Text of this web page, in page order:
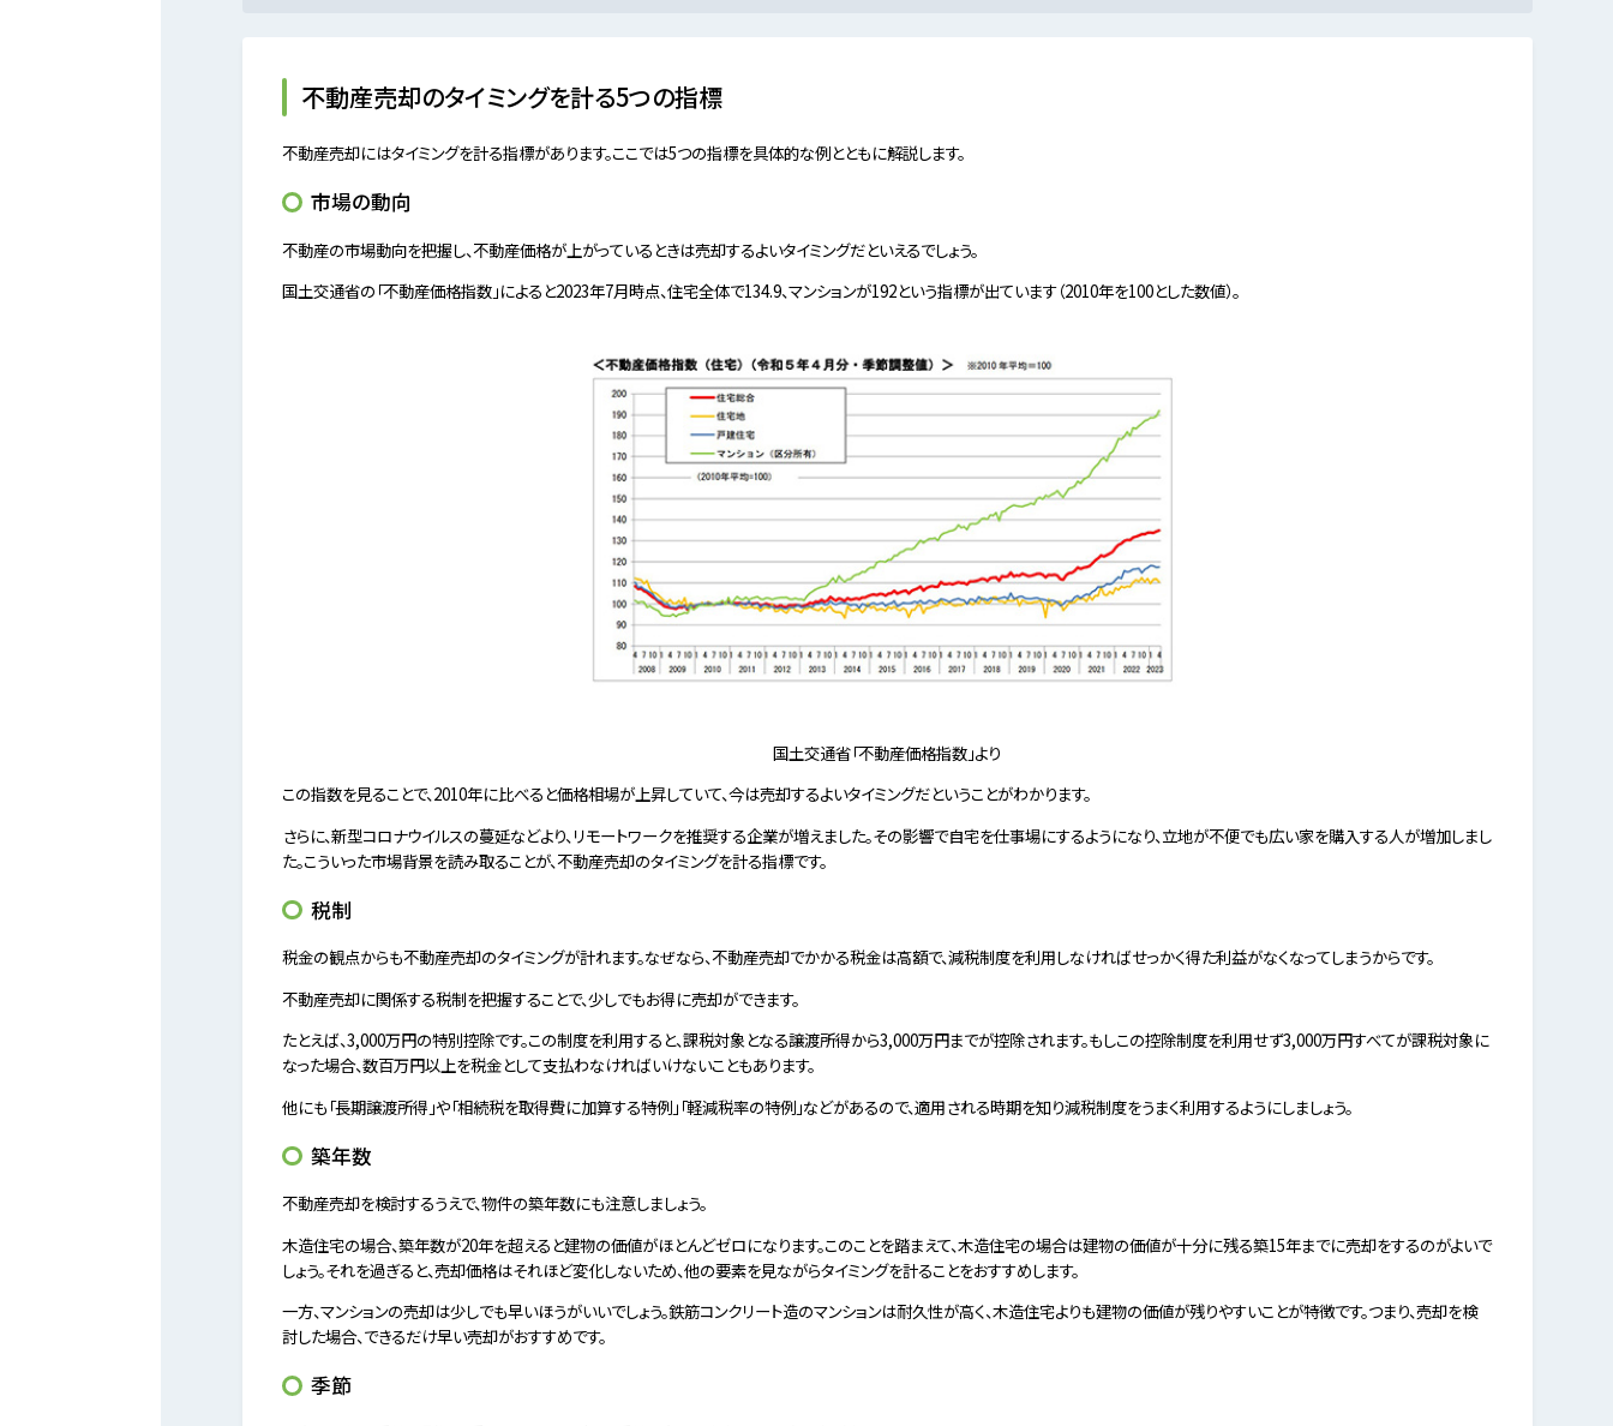
不動産売却のタイミングを計る5つの指標
不動産売却にはタイミングを計る指標があります。ここでは5つの指標を具体的な例とともに解説します。
市場の動向
不動産の市場動向を把握し、不動産価格が上がっているときは売却するよいタイミングだといえるでしょう。
国土交通省の「不動産価格指数」によると2023年7月時点、住宅全体で134.9、マンションが192という指標が出ています（2010年を100とした数値）。
国土交通省「不動産価格指数」より
この指数を見ることで、2010年に比べると価格相場が上昇していて、今は売却するよいタイミングだということがわかります。
さらに、新型コロナウイルスの蔓延などより、リモートワークを推奨する企業が増えました。その影響で自宅を仕事場にするようになり、立地が不便でも広い家を購入する人が増加しまし
た。こういった市場背景を読み取ることが、不動産売却のタイミングを計る指標です。
税制
税金の観点からも不動産売却のタイミングが計れます。なぜなら、不動産売却でかかる税金は高額で、減税制度を利用しなければせっかく得た利益がなくなってしまうからです。
不動産売却に関係する税制を把握することで、少しでもお得に売却ができます。
たとえば、3,000万円の特別控除です。この制度を利用すると、課税対象となる譲渡所得から3,000万円までが控除されます。もしこの控除制度を利用せず3,000万円すべてが課税対象に
なった場合、数百万円以上を税金として支払わなければいけないこともあります。
他にも「長期譲渡所得」や「相続税を取得費に加算する特例」「軽減税率の特例」などがあるので、適用される時期を知り減税制度をうまく利用するようにしましょう。
築年数
不動産売却を検討するうえで、物件の築年数にも注意しましょう。
木造住宅の場合、築年数が20年を超えると建物の価値がほとんどゼロになります。このことを踏まえて、木造住宅の場合は建物の価値が十分に残る築15年までに売却をするのがよいで
しょう。それを過ぎると、売却価格はそれほど変化しないため、他の要素を見ながらタイミングを計ることをおすすめします。
一方、マンションの売却は少しでも早いほうがいいでしょう。鉄筋コンクリート造のマンションは耐久性が高く、木造住宅よりも建物の価値が残りやすいことが特徴です。つまり、売却を検
討した場合、できるだけ早い売却がおすすめです。
季節